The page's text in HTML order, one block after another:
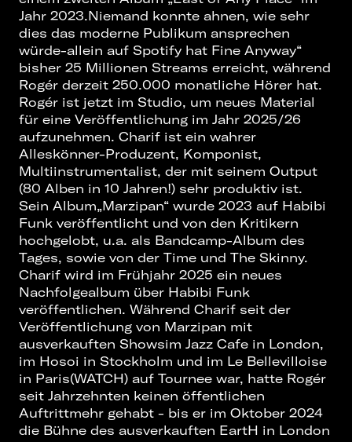
Jahr 2023.Niemand konnte ahnen, wie sehr
dies das moderne Publikum ansprechen
würde-allein auf Spotify hat Fine Anyway“
bisher 25 Millionen Streams erreicht, während
Rogér derzeit 250.000 monatliche Hörer hat.
Rogér ist jetzt im Studio, um neues Material
für eine Veröffentlichung im Jahr 2025/26
aufzunehmen. Charif ist ein wahrer
Alleskönner-Produzent, Komponist,
Multiinstrumentalist, der mit seinem Output
(80 Alben in 10 Jahren!) sehr produktiv ist.
Sein Album„Marzipan“ wurde 2023 auf Habibi
Funk veröffentlicht und von den Kritikern
hochgelobt, u.a. als Bandcamp-Album des
Tages, sowie von der Time und The Skinny.
Charif wird im Frühjahr 2025 ein neues
Nachfolgealbum über Habibi Funk
veröffentlichen. Während Charif seit der
Veröffentlichung von Marzipan mit
ausverkauften Showsim Jazz Cafe in London,
im Hosoi in Stockholm und im Le Bellevilloise
in Paris(WATCH) auf Tournee war, hatte Rogér
seit Jahrzehnten keinen öffentlichen
Auftrittmehr gehabt - bis er im Oktober 2024
die Bühne des ausverkauften EartH in London